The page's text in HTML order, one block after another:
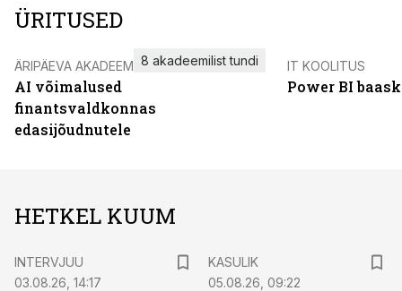
ÜRITUSED
ÄRIPÄEVA AKADEEMIA
AI võimalused
finantsvaldkonnas
edasijõudnutele
8 akadeemilist tundi IT KOOLITUS
Power BI
HETKEL KUUM
INTERVJUU
03.08.26, 14:17
KASULIK
05.08.26, 09:22